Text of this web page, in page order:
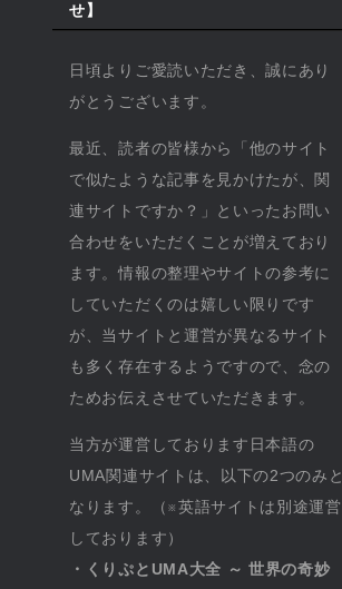
せ】
日頃よりご愛読いただき、誠にあり
がとうございます。
最近、読者の皆様から「他のサイト
で似たような記事を見かけたが、関
連サイトですか？」といったお問い
合わせをいただくことが増えており
ます。情報の整理やサイトの参考に
していただくのは嬉しい限りです
が、当サイトと運営が異なるサイト
も多く存在するようですので、念の
ためお伝えさせていただきます。
当方が運営しております日本語の
UMA関連サイトは、以下の2つのみと
なります。（※英語サイトは別途運営
しております）
・くりぷとUMA大全 ～ 世界の奇妙